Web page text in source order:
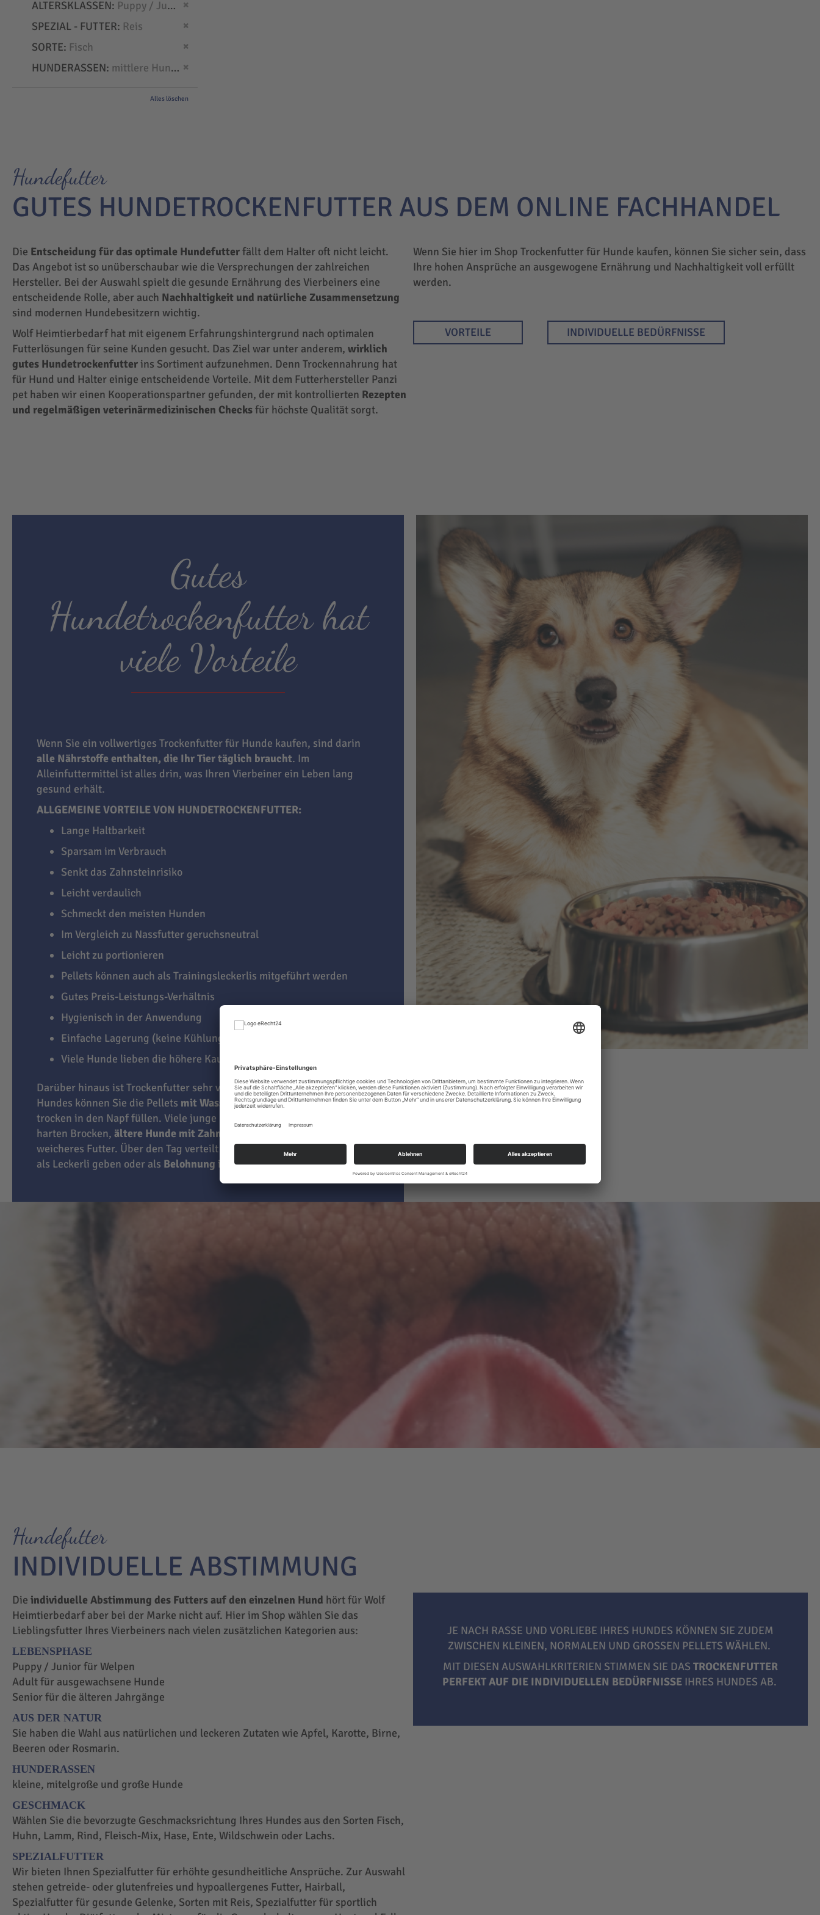
ALTERSKLASSEN Puppy / Junior
SPEZIAL - FUTTER Reis
SORTE Fisch
HUNDERASSEN mittlere Hunde
Alles löschen
Hundefutter
GUTES HUNDETROCKENFUTTER AUS DEM ONLINE FACHHANDEL
Die Entscheidung für das optimale Hundefutterfällt dem Halter oft nicht leicht.
Das Angebot ist so unüberschaubar wie die Versprechungen der zahlreichen
Hersteller. Bei der Auswahl spielt die gesunde Ernährung des Vierbeiners eine
entscheidende Rolle, aber auch Nachhaltigkeit und natürliche Zusammensetzung
sind modernen Hundebesitzern wichtig.
Wolf Heimtierbedarf hat mit eigenem Erfahrungshintergrund nach optimalen
Futterlösungen für seine Kunden gesucht. Das Ziel war unter anderem, wirklich
gutes Hundetrockenfutter ins Sortiment aufzunehmen. Denn Trockennahrung hat
für Hund und Halter einige entscheidende Vorteile. Mit dem Futterhersteller Panzi
pet haben wir einen Kooperationspartner gefunden, der mit kontrollierten Rezepten
und regelmäßigen veterinärmedizinischen Checksfür höchste Qualität sorgt.
Wenn Sie hier im Shop Trockenfutter für Hunde kaufen, können Sie sicher sein, dass
Ihre hohen Ansprüche an ausgewogene Ernährung und Nachhaltigkeit voll erfüllt
werden.
VORTEILE INDIVIDUELLE BEDÜRFNISSE
Gutes
Hundetrockenfutter hat
viele Vorteile
Wenn Sie ein vollwertiges Trockenfutter für Hunde kaufen, sind darin
alle Nährstoffe enthalten, die Ihr Tier täglich braucht. Im
Alleinfuttermittel ist alles drin, was Ihren Vierbeiner ein Leben lang
gesund erhält.
ALLGEMEINE VORTEILE VON HUNDETROCKENFUTTER:
Lange Haltbarkeit
Sparsam im Verbrauch
Senkt das Zahnsteinrisiko
Leicht verdaulich
Schmeckt den meisten Hunden
Im Vergleich zu Nassfutter geruchsneutral
Leicht zu portionieren
Pellets können auch als Trainingsleckerlis mitgeführt werden
Gutes Preis-Leistungs-Verhältnis
Hygienisch in der Anwendung
Einfache Lagerung (keine Kühlung notwendig)
Viele Hunde lieben die höhere Kauaktivität
Darüber hinaus ist Trockenfutter sehr vielseitig. Je nach Präferenz Ihres
Hundes können Sie die Pellets mit Wasser übergießenoder einfach
trocken in den Napf füllen. Viele junge Hunde lieben das Kauen der
harten Brocken, ältere Hunde mit Zahnproblemen
weicheres Futter. Über den Tag verteilt können Sie die Pellets unbesorgt
als Leckerli geben oder als Belohnung im Training verwenden.
Hundefutter
INDIVIDUELLE ABSTIMMUNG
Die individuelle Abstimmung des Futters auf den einzelnen Hund hört für Wolf
Heimtierbedarf aber bei der Marke nicht auf. Hier im Shop wählen Sie das
Lieblingsfutter Ihres Vierbeiners nach vielen zusätzlichen Kategorien aus:
LEBENSPHASE
Puppy / Junior für Welpen
Adult für ausgewachsene Hunde
Senior für die älteren Jahrgänge
AUS DER NATUR
Sie haben die Wahl aus natürlichen und leckeren Zutaten wie Apfel, Karotte, Birne,
Beeren oder Rosmarin.
HUNDERASSEN
kleine, mitelgroße und große Hunde
GESCHMACK
Wählen Sie die bevorzugte Geschmacksrichtung Ihres Hundes aus den Sorten Fisch,
Huhn, Lamm, Rind, Fleisch-Mix, Hase, Ente, Wildschwein oder Lachs.
SPEZIALFUTTER
Wir bieten Ihnen Spezialfutter für erhöhte gesundheitliche Ansprüche. Zur Auswahl
stehen getreide- oder glutenfreies und hypoallergenes Futter, Hairball,
Spezialfutter für gesunde Gelenke, Sorten mit Reis, Spezialfutter für sportlich
JE NACH RASSE UND VORLIEBE IHRES HUNDES KÖNNEN SIE ZUDEM
ZWISCHEN KLEINEN, NORMALEN UND GROSSEN PELLETS WÄHLEN.
MIT DIESEN AUSWAHLKRITERIEN STIMMEN SIE DAS TROCKENFUTTER
PERFEKT AUF DIE INDIVIDUELLEN BEDÜRFNISSEIHRES HUNDES AB.